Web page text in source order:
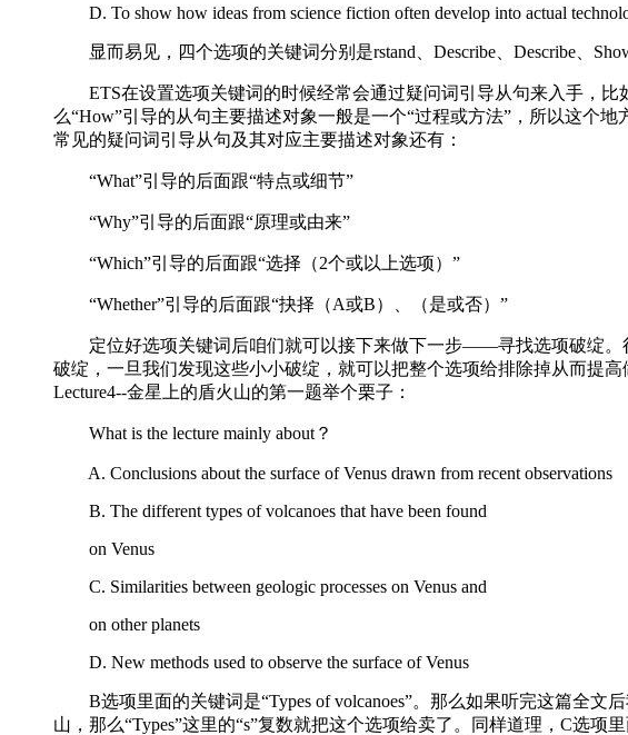
D. To show how ideas from science fiction often develop into actual
显而易见，四个选项的关键词分别是rstand、Describe、Describe、
ETS在设置选项关键词的时候经常会通过疑问词引导从句来入手，比如
么“How”引导的从句主要描述对象一般是一个“过程或方法”，所以这个
常见的疑问词引导从句及其对应主要描述对象还有：
“What”引导的后面跟“特点或细节”
“Why”引导的后面跟“原理或由来”
“Which”引导的后面跟“选择（2个或以上选项）”
“Whether”引导的后面跟“抉择（A或B）、（是或否）”
定位好选项关键词后咱们就可以接下来做下一步——寻找选项破绽。很
破绽，一旦我们发现这些小小破绽，就可以把整个选项给排除掉从而提
Lecture4--金星上的盾火山的第一题举个栗子：
What is the lecture mainly about？
A. Conclusions about the surface of Venus drawn from recent observations
B. The different types of volcanoes that have been found
on Venus
C. Similarities between geologic processes on Venus and
on other planets
D. New methods used to observe the surface of Venus
B选项里面的关键词是“Types of volcanoes”。那么如果听完这篇全文
山，那么“Types”这里的“s”复数就把这个选项给卖了。同样道理，C选项